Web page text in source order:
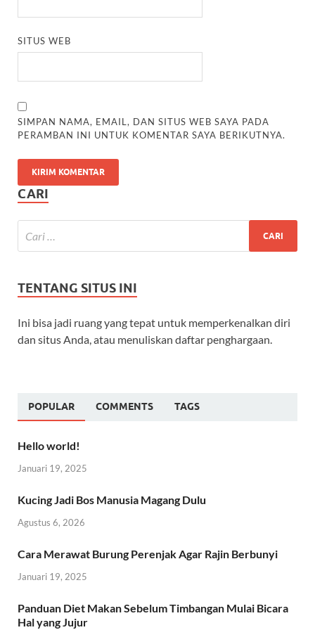
SITUS WEB
SIMPAN NAMA, EMAIL, DAN SITUS WEB SAYA PADA
PERAMBAN INI UNTUK KOMENTAR SAYA BERIKUTNYA.
CARI
TENTANG SITUS INI
Ini bisa jadi ruang yang tepat untuk memperkenalkan diri
dan situs Anda, atau menuliskan daftar penghargaan.
POPULAR COMMENTS TAGS
Hello world!
Januari 19, 2025
Kucing Jadi Bos Manusia Magang Dulu
Agustus 6, 2026
Cara Merawat Burung Perenjak Agar Rajin Berbunyi
Januari 19, 2025
Panduan Diet Makan Sebelum Timbangan Mulai Bicara
Hal yang Jujur